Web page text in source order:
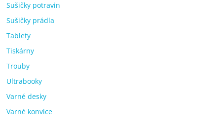
Sušičky potravin
Sušičky prádla
Tablety
Tiskárny
Trouby
Ultrabooky
Varné desky
Varné konvice